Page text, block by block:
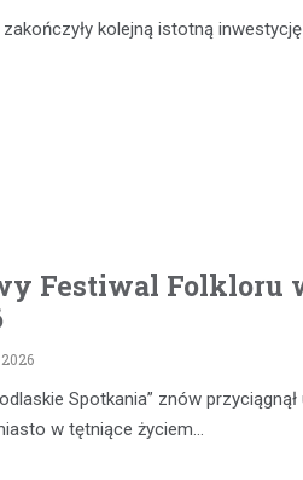
kolejną istotną
Festiwal Folkloru
Spotkania” znów
w tętniące życiem…